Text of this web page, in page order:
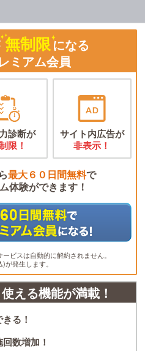
無制限になる
ミアム会員
診断が
限！
サイト内広告が
非表示！
最大６０日間無料で
体験ができます！
ビスは自動的に解約されません。
発生します。
える機能が満載！
る！
数増加！